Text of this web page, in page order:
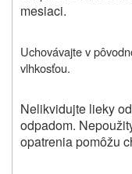
mesiaci.
Uchovávajte v
vlhkosťou.
Nelikvidujte lieky
odpadom.
opatrenia pomôžu